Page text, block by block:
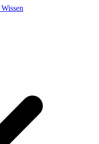
Wissen